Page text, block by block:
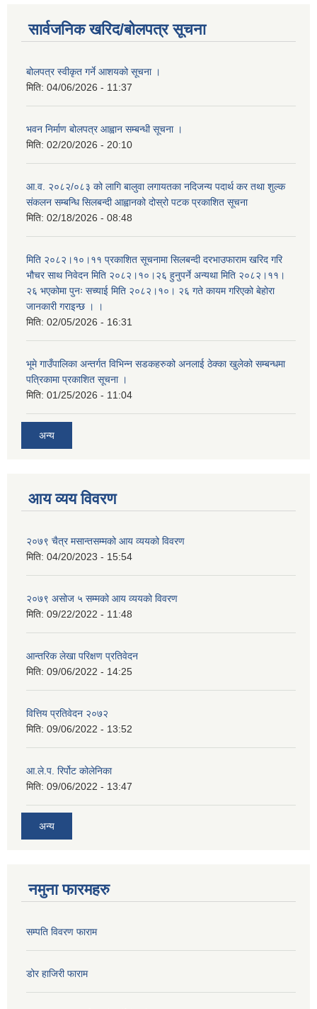
सार्वजनिक खरिद/बोलपत्र सूचना
बोलपत्र स्वीकृत गर्ने आशयको सूचना ।
मिति: 04/06/2026 - 11:37
भवन निर्माण बोलपत्र आह्वान सम्बन्धी सूचना ।
मिति: 02/20/2026 - 20:10
आ.व. २०८२/०८३ को लागि बालुवा लगायतका नदिजन्य पदार्थ कर तथा शुल्क
संकलन सम्बन्धि सिलबन्दी आह्वानको दोस्रो पटक प्रकाशित सूचना
मिति: 02/18/2026 - 08:48
मिति २०८२।१०।११ प्रकाशित सूचनामा सिलबन्दी दरभाउफाराम खरिद गरि
भौचर साथ निवेदन मिति २०८२।१०।२६ हुनुपर्ने अन्यथा मिति २०८२।११।
२६ भएकोमा पुनः सच्याई मिति २०८२।१०। २६ गते कायम गरिएको बेहोरा
जानकारी गराइन्छ । ।
मिति: 02/05/2026 - 16:31
भूमे गाउँपालिका अन्तर्गत विभिन्न सडकहरुको अनलाई ठेक्का खुलेको सम्बन्धमा
पत्रिकामा प्रकाशित सूचना ।
मिति: 01/25/2026 - 11:04
अन्य
आय व्यय विवरण
२०७९ चैत्र मसान्तसम्मको आय व्ययको विवरण
मिति: 04/20/2023 - 15:54
२०७९ असोज ५ सम्मको आय व्ययको विवरण
मिति: 09/22/2022 - 11:48
आन्तरिक लेखा परिक्षण प्रतिवेदन
मिति: 09/06/2022 - 14:25
वित्तिय प्रतिवेदन २०७२
मिति: 09/06/2022 - 13:52
आ.ले.प. रिर्पोट कोलेनिका
मिति: 09/06/2022 - 13:47
अन्य
नमुना फारमहरु
सम्पति विवरण फाराम
डोर हाजिरी फाराम